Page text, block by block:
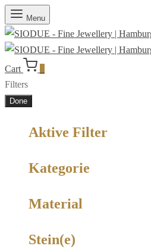
Menu
Cart
Filters
Done
Aktive Filter
Kategorie
Material
Stein(e)